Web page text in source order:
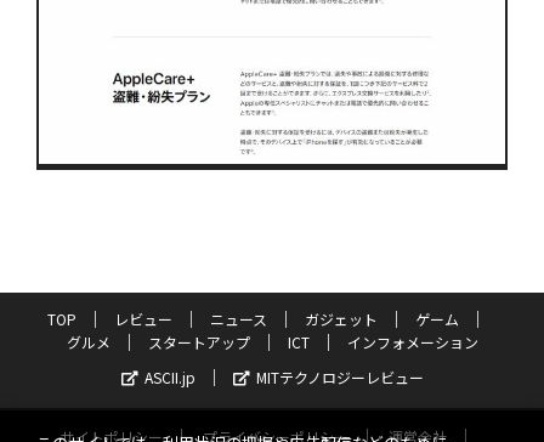
TOP レビュー ニュース ガジェット
ゲーム
グルメ
スタートアップ ICT
インフォメーション
ASCII.jp
MITテクノロジーレビュー
サイトポリシー プライバシーポリシー
運営会社